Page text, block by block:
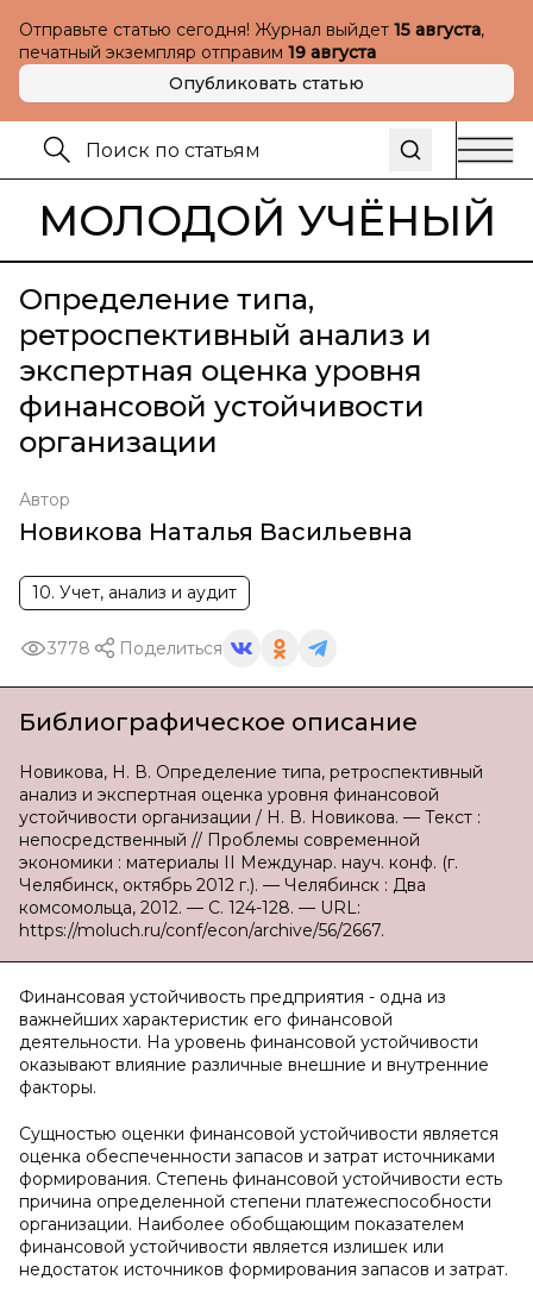
Отправьте статью сегодня! Журнал выйдет 15 августа,
печатный экземпляр отправим 19 августа
Опубликовать статью
МОЛОДОЙ УЧЁНЫЙ
Определение типа,
ретроспективный анализ и
экспертная оценка уровня
финансовой устойчивости
организации
Автор
Новикова Наталья Васильевна
10. Учет, анализ и аудит
3778 Поделиться
Библиографическое описание
Новикова, Н. В. Определение типа, ретроспективный
анализ и экспертная оценка уровня финансовой
устойчивости организации / Н. В. Новикова. — Текст :
непосредственный // Проблемы современной
экономики : материалы II Междунар. науч. конф. (г.
Челябинск, октябрь 2012 г.). — Челябинск : Два
комсомольца, 2012. — С. 124-128. — URL:
https://moluch.ru/conf/econ/archive/56/2667.
Финансовая устойчивость предприятия - одна из
важней­ших характеристик его финансовой
деятельности. На уровень финансовой устойчивости
оказывают влияние различные внешние и внутренние
факто­ры.
Сущностью оценки финансовой устойчивости является
оценка обеспеченности запасов и затрат источниками
формирования. Сте­пень финансовой устойчивости есть
причина определенной сте­пени платежеспособности
организации. Наиболее обобщающим показателем
финансовой устойчивости является излишек или
недостаток источников формирования запасов и затрат.